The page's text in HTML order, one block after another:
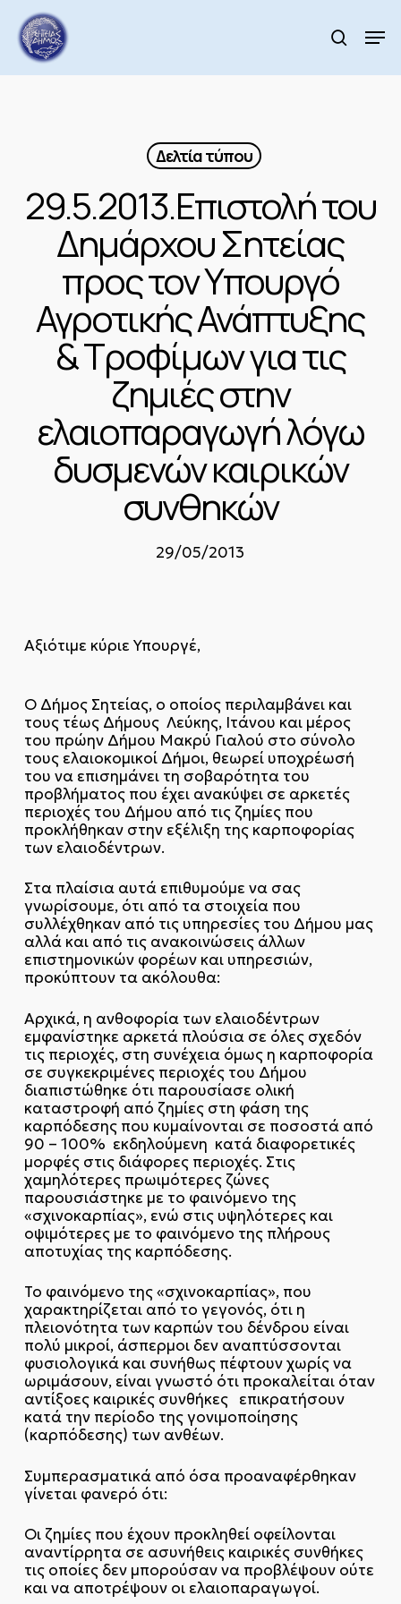
main
content
search
Δελτία τύπου
29.5.2013.Επιστολή του
Δημάρχου Σητείας
προς τον Υπουργό
Αγροτικής Ανάπτυξης
& Τροφίμων για τις
ζημιές στην
ελαιοπαραγωγή λόγω
δυσμενών καιρικών
συνθηκών
29/05/2013
Αξιότιμε κύριε Υπουργέ,
Ο Δήμος Σητείας, ο οποίος περιλαμβάνει και
τους τέως Δήμους Λεύκης, Ιτάνου και μέρος
του πρώην Δήμου Μακρύ Γιαλού στο σύνολο
τους ελαιοκομικοί Δήμοι, θεωρεί υποχρέωσή
του να επισημάνει τη σοβαρότητα του
προβλήματος που έχει ανακύψει σε αρκετές
περιοχές του Δήμου από τις ζημίες που
προκλήθηκαν στην εξέλιξη της καρποφορίας
των ελαιοδέντρων.
Στα πλαίσια αυτά επιθυμούμε να σας
γνωρίσουμε, ότι από τα στοιχεία που
συλλέχθηκαν από τις υπηρεσίες του Δήμου μας
αλλά και από τις ανακοινώσεις άλλων
επιστημονικών φορέων και υπηρεσιών,
προκύπτουν τα ακόλουθα:
Αρχικά, η ανθοφορία των ελαιοδέντρων
εμφανίστηκε αρκετά πλούσια σε όλες σχεδόν
τις περιοχές, στη συνέχεια όμως η καρποφορία
σε συγκεκριμένες περιοχές του Δήμου
διαπιστώθηκε ότι παρουσίασε ολική
καταστροφή από ζημίες στη φάση της
καρπόδεσης που κυμαίνονται σε ποσοστά από
90 – 100% εκδηλούμενη κατά διαφορετικές
μορφές στις διάφορες περιοχές. Στις
χαμηλότερες πρωιμότερες ζώνες
παρουσιάστηκε με το φαινόμενο της
«σχινοκαρπίας», ενώ στις υψηλότερες και
οψιμότερες με το φαινόμενο της πλήρους
αποτυχίας της καρπόδεσης.
Το φαινόμενο της «σχινοκαρπίας», που
χαρακτηρίζεται από το γεγονός, ότι η
πλειονότητα των καρπών του δένδρου είναι
πολύ μικροί, άσπερμοι δεν αναπτύσσονται
φυσιολογικά και συνήθως πέφτουν χωρίς να
ωριμάσουν, είναι γνωστό ότι προκαλείται όταν
αντίξοες καιρικές συνθήκες επικρατήσουν
κατά την περίοδο της γονιμοποίησης
(καρπόδεσης) των ανθέων.
Συμπερασματικά από όσα προαναφέρθηκαν
γίνεται φανερό ότι:
Οι ζημίες που έχουν προκληθεί οφείλονται
αναντίρρητα σε ασυνήθεις καιρικές συνθήκες
τις οποίες δεν μπορούσαν να προβλέψουν ούτε
και να αποτρέψουν οι ελαιοπαραγωγοί.
Menu